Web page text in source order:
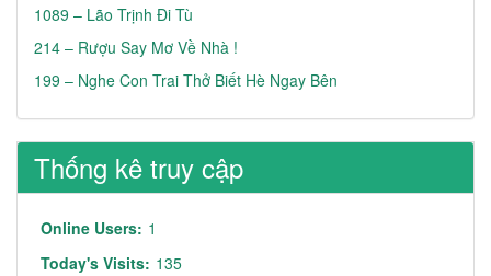
1089 – Lão Trịnh Đi Tù
214 – Rượu Say Mơ Về Nhà !
199 – Nghe Con Trai Thở Biết Hè Ngay Bên
Thống kê truy cập
Online Users: 1
Today's Visits: 135